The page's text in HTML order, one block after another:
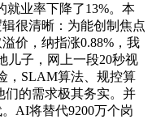
就业率下降了13%。本
很清晰：为能创制焦点
价，纳指涨0.88%，我
儿子，网上一段20秒视
，SLAM算法、规控算
们的需求极其务实。并
AI将替代9200万个岗